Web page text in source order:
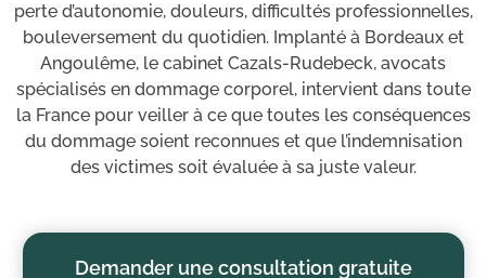
perte d’autonomie, douleurs, difficultés professionnelles,
bouleversement du quotidien. Implanté à Bordeaux et
Angoulême, le cabinet Cazals-Rudebeck, avocats
spécialisés en dommage corporel, intervient dans toute
la France pour veiller à ce que toutes les conséquences
du dommage soient reconnues et que l’indemnisation
des victimes soit évaluée à sa juste valeur.
Demander une consultation gratuite